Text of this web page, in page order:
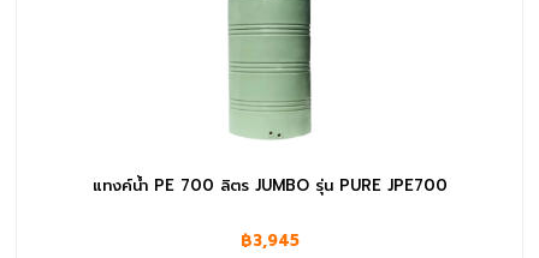
แทงค์น้ำ PE 700 ลิตร JUMBO รุ่น PURE JPE700
฿3,945